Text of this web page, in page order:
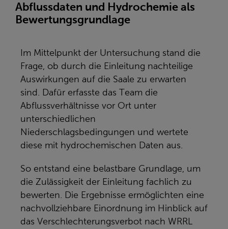
Abflussdaten und Hydrochemie als
Bewertungsgrundlage
Im Mittelpunkt der Untersuchung stand die
Frage, ob durch die Einleitung nachteilige
Auswirkungen auf die Saale zu erwarten
sind. Dafür erfasste das Team die
Abflussverhältnisse vor Ort unter
unterschiedlichen
Niederschlagsbedingungen und wertete
diese mit hydrochemischen Daten aus.
So entstand eine belastbare Grundlage, um
die Zulässigkeit der Einleitung fachlich zu
bewerten. Die Ergebnisse ermöglichten eine
nachvollziehbare Einordnung im Hinblick auf
das Verschlechterungsverbot nach WRRL